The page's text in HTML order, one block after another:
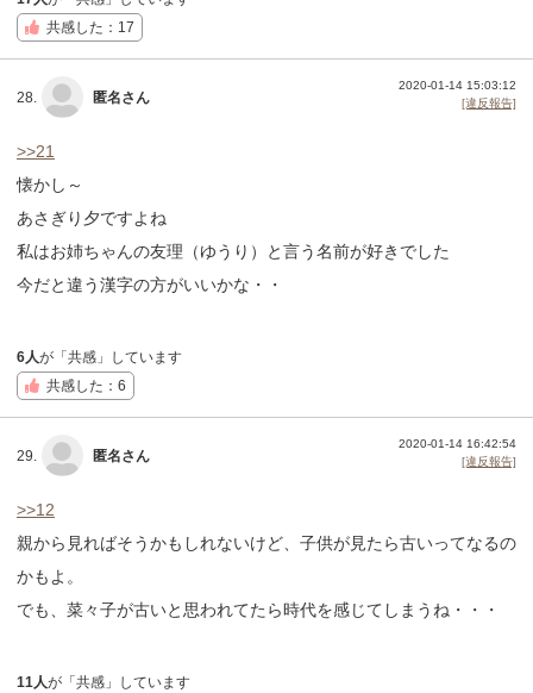
共感した：17
28. 匿名さん
2020-01-14 15:03:12
[違反報告]
>>21
懐かし～
あさぎり夕ですよね
私はお姉ちゃんの友理（ゆうり）と言う名前が好きでした
今だと違う漢字の方がいいかな・・
6人が「共感」しています
共感した：6
29. 匿名さん
2020-01-14 16:42:54
[違反報告]
>>12
親から見ればそうかもしれないけど、子供が見たら古いってなるの
かもよ。
でも、菜々子が古いと思われてたら時代を感じてしまうね・・・
11人が「共感」しています